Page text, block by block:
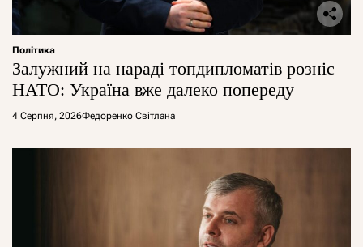
Політика
Залужний на нараді топдипломатів розніс
НАТО: Україна вже далеко попереду
4 Серпня, 2026Федоренко Світлана